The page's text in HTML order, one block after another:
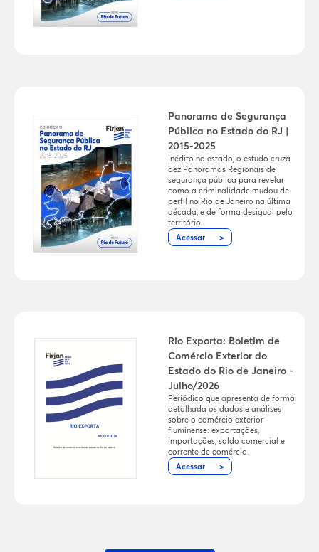
Panorama de Segurança
Pública no Estado do RJ |
2015-2025
Inédito no estado, o estudo cruza
dez Panoramas Regionais de
segurança pública para revelar
como a criminalidade mudou de
perfil no Rio de Janeiro na última
década, e de forma desigual pelo
território.
Acessar
Rio Exporta: Boletim de
Comércio Exterior do
Estado do Rio de Janeiro -
Julho/2026
Periódico que apresenta de forma
detalhada os dados e análises
sobre o comércio exterior
fluminense: exportações,
importações, saldo comercial e
corrente de comércio.
Acessar